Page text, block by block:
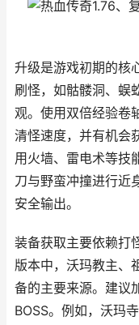
升级是游戏初期的核
刷怪，如骷髅洞、蜈
观。使用双倍经验卷
清怪速度，并有机会
用火墙、雷电术等技
刀与野蛮冲撞进行近
安全输出。
装备获取主要依赖打
版本中，沃玛教主、
备的主要来源。建议
BOSS。例如，沃玛